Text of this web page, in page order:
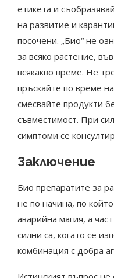
етикета и
на развитие и
посочени. „Био“ не
за всяко растение,
всякакво време. Не
пръскайте по време
смесвайте продукти
съвместимост. При
симптоми се
Заключение
Био препаратите за
не по начина, по
аварийна магия, а
силни са, когато се
комбинация с добра